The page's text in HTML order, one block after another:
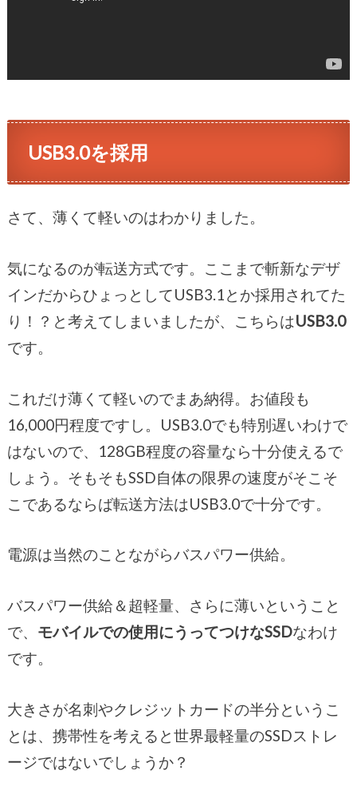
USB3.0を採用
さて、薄くて軽いのはわかりました。
気になるのが転送方式です。ここまで斬新なデザ
インだからひょっとしてUSB3.1とか採用されてた
り！？と考えてしまいましたが、こちらはUSB3.0
です。
これだけ薄くて軽いのでまあ納得。お値段も
16,000円程度ですし。USB3.0でも特別遅いわけで
はないので、128GB程度の容量なら十分使えるで
しょう。そもそもSSD自体の限界の速度がそこそ
こであるならば転送方法はUSB3.0で十分です。
電源は当然のことながらバスパワー供給。
バスパワー供給＆超軽量、さらに薄いということ
で、 モバイルでの使用にうってつけなSSDなわけ
です。
大きさが名刺やクレジットカードの半分というこ
とは、携帯性を考えると世界最軽量のSSDストレ
ージではないでしょうか？